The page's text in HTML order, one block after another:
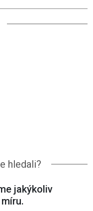
hledali?
jakýkoliv